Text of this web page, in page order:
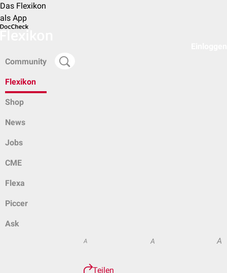
Das Flexikon
als App
Community
Flexikon
Shop
News
Jobs
CME
Flexa
Piccer
Ask
A A A
Teilen